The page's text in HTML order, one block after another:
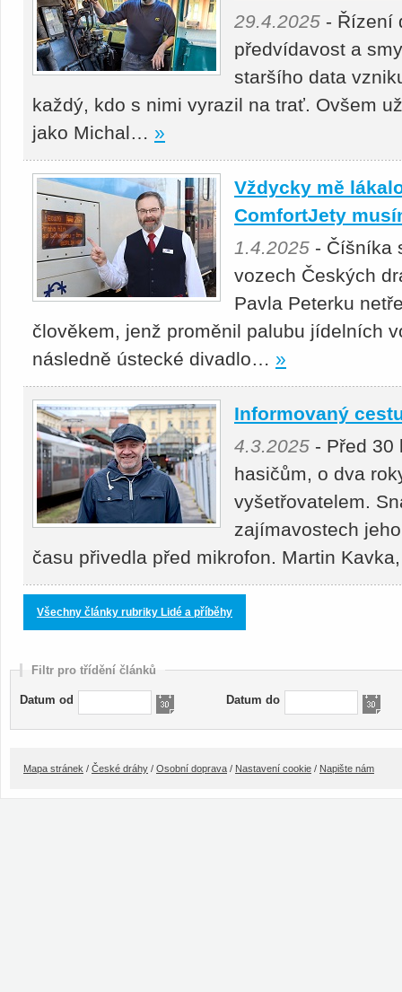
29.4.2025 - Řízení
předvídavost a
staršího data
každý, kdo s nimi vyrazil na trať. Ovšem
jako Michal… »
Vždycky mě
ComfortJety
1.4.2025 - Číšníka
vozech Českých
Pavla Peterku
člověkem, jenž proměnil palubu jídelních
následně ústecké divadlo… »
Informovaný
4.3.2025 - Před 30
hasičům, o dva
vyšetřovatelem.
zajímavostech
času přivedla před mikrofon. Martin
Všechny články rubriky Lidé a příběhy
Filtr pro třídění článků
Datum od Datum do
Mapa stránek / České dráhy / Osobní doprava / Nastavení cookie / Napište nám